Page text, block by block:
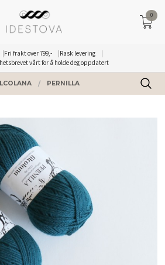
Fri frakt over 799,-
Rask levering
vårt for å holde deg oppdatert
0
PERNILLA